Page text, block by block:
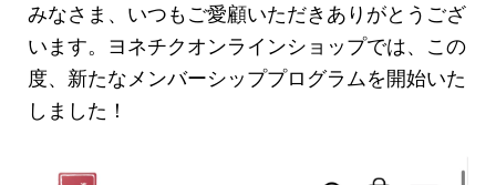
みなさま、いつもご愛顧いただきありがとうござ
います。ヨネチクオンラインショップでは、この
度、新たなメンバーシッププログラムを開始いた
しました！